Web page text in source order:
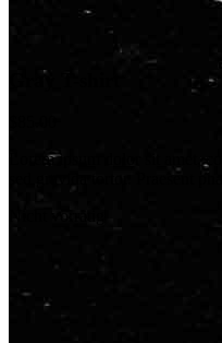
Gray T-shirt
Lorem ipsum dolor sit amet,